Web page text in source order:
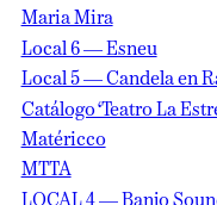
Maria Mira
Local 6 — Esneu
Local 5 — Candela en
Catálogo ‘Teatro La
Matéricco
MTTA
LOCAL 4 — Banjo